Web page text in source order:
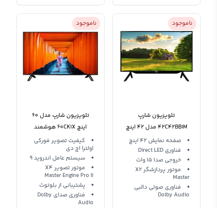
ناموجود
تلویزیون شارپ
42C42BB1M مدل 42 اینچ
صفحه نمایش 42 اینچ
فناوری Direct LED
خروجی صدا 15 وات
موتور پردازشگر X2
Master
فناوری صوتی دالبی
Dolby Audio
ناموجود
تلویزیون شارپ مدل 60
اینچ 60CK1X هوشمند
فورکی 2020
کیفیت تصویر فورکی
اولترا اچ دی
سیستم عامل اندروید 9
موتور تصویر X4
Master Engine Pro II
پشتیبانی از بلوتوث
فناوری صدای Dolby
Audio